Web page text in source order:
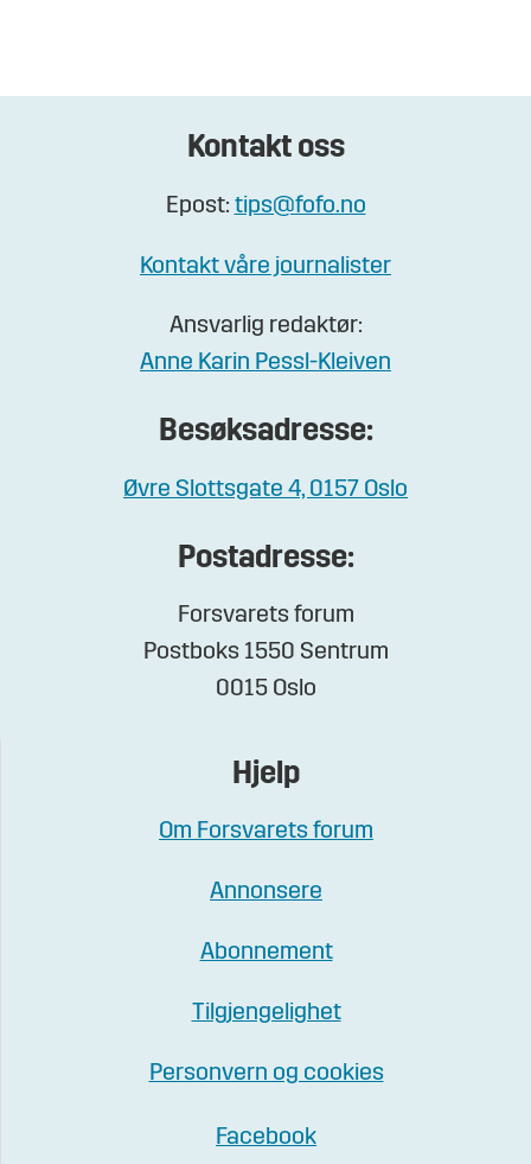
Kontakt oss
Epost: tips@fofo.no
Kontakt våre journalister
Ansvarlig redaktør:
Anne Karin Pessl-Kleiven
Besøksadresse:
Øvre Slottsgate 4, 0157 Oslo
Postadresse:
Forsvarets forum
Postboks 1550 Sentrum
0015 Oslo
Hjelp
Om Forsvarets forum
Annonsere
Abonnement
Tilgjengelighet
Personvern og cookies
Facebook